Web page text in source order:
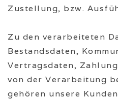
Zustellung, bzw.
Zu den verarbeiteten
Bestandsdaten,
Vertragsdaten,
von der Verarbeitung
gehören unsere